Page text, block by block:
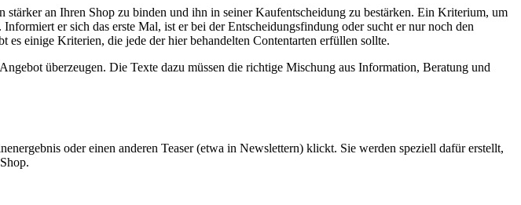
an Ihren Shop zu binden und ihn in seiner Kaufentscheidung zu bestärken. Ein Kriterium, um
er sich das erste Mal, ist er bei der Entscheidungsfindung oder sucht er nur noch den
einige Kriterien, die jede der hier behandelten Contentarten erfüllen sollte.
überzeugen. Die Texte dazu müssen die richtige Mischung aus Information, Beratung und
oder einen anderen Teaser (etwa in Newslettern) klickt. Sie werden speziell dafür erstellt,